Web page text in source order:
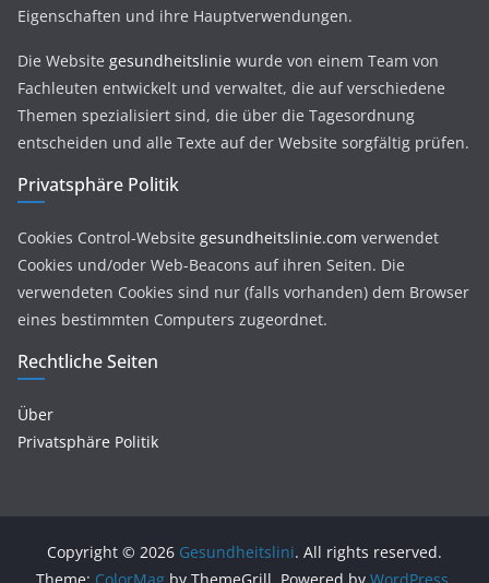
Eigenschaften und ihre Hauptverwendungen.
Die Website gesundheitslinie wurde von einem Team von
Fachleuten entwickelt und verwaltet, die auf verschiedene
Themen spezialisiert sind, die über die Tagesordnung
entscheiden und alle Texte auf der Website sorgfältig prüfen.
Privatsphäre Politik
Cookies Control-Website gesundheitslinie.com verwendet
Cookies und/oder Web-Beacons auf ihren Seiten. Die
verwendeten Cookies sind nur (falls vorhanden) dem Browser
eines bestimmten Computers zugeordnet.
Rechtliche Seiten
Über
Privatsphäre Politik
Copyright © 2026 Gesundheitslini. All rights reserved.